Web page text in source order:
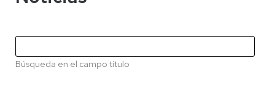
Búsqueda en el campo título